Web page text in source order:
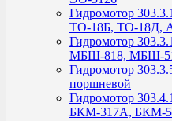
Гидромотор
ТО-18Б, ТО-18Д,
Гидромотор
МБШ-818, МБШ-
Гидромотор
поршневой
Гидромотор
БКМ-317А, БКМ-